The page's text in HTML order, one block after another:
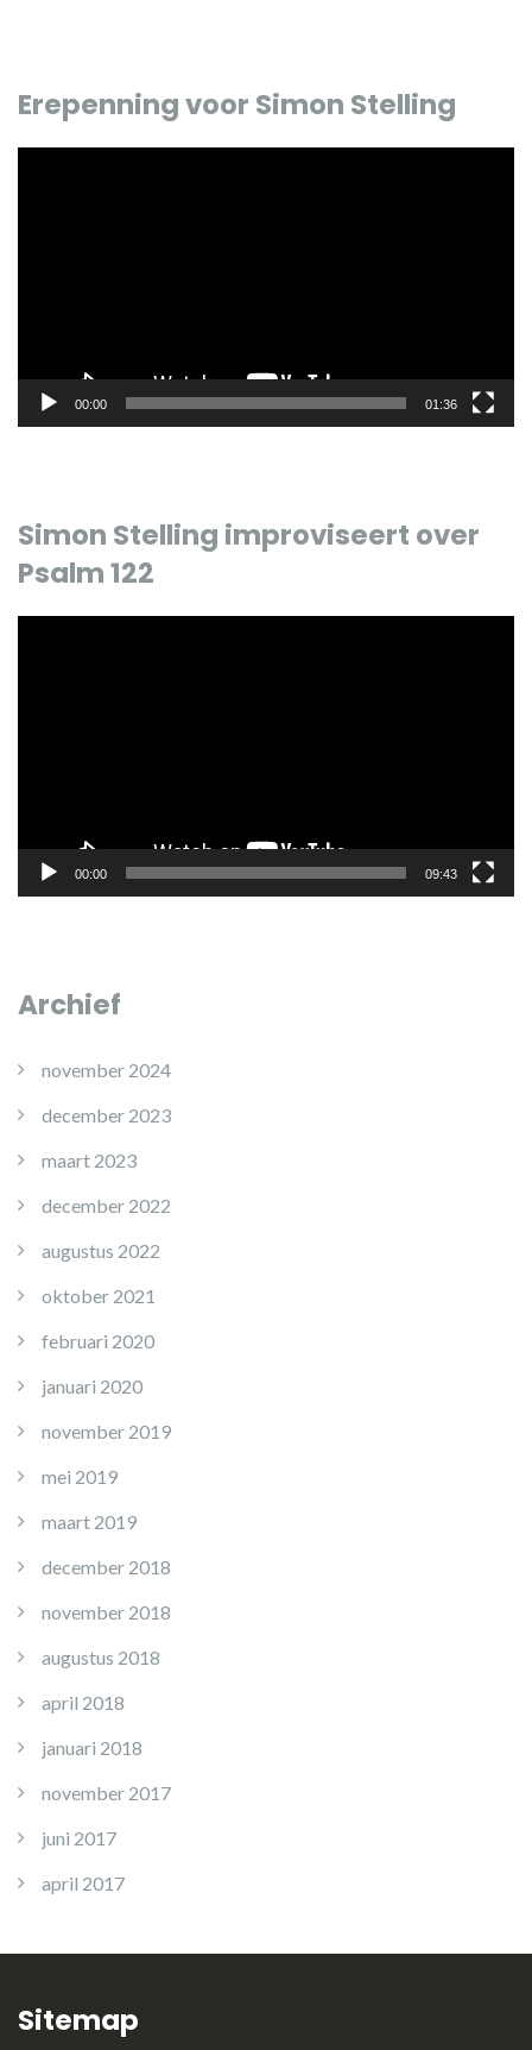
Erepenning voor Simon Stelling
00:00 01:36
Simon Stelling improviseert over
Psalm 122
00:00 09:43
Archief
november 2024
december 2023
maart 2023
december 2022
augustus 2022
oktober 2021
februari 2020
januari 2020
november 2019
mei 2019
maart 2019
december 2018
november 2018
augustus 2018
april 2018
januari 2018
november 2017
juni 2017
april 2017
Sitemap